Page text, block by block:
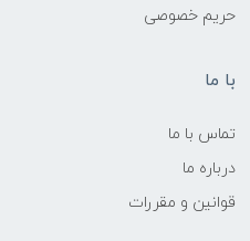
حریم خصوصی
با ما
تماس با ما
درباره ما
قوانین و مقررات